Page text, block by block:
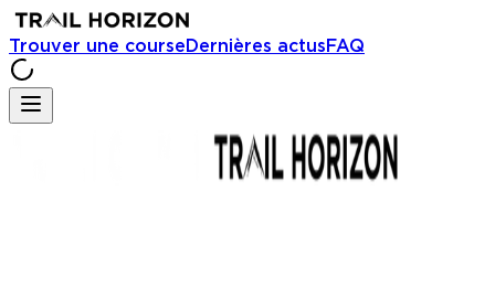
Trouver une courseDernières actusFAQ